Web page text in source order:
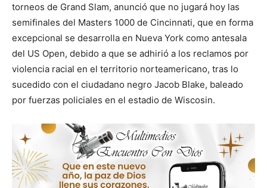
torneos de Grand Slam, anunció que no jugará hoy las
semifinales del Masters 1000 de Cincinnati, que en forma
excepcional se desarrolla en Nueva York como antesala
del US Open, debido a que se adhirió a los reclamos por
violencia racial en el territorio norteamericano, tras lo
sucedido con el ciudadano negro Jacob Blake, baleado
por fuerzas policiales en el estadio de Wiscosin.